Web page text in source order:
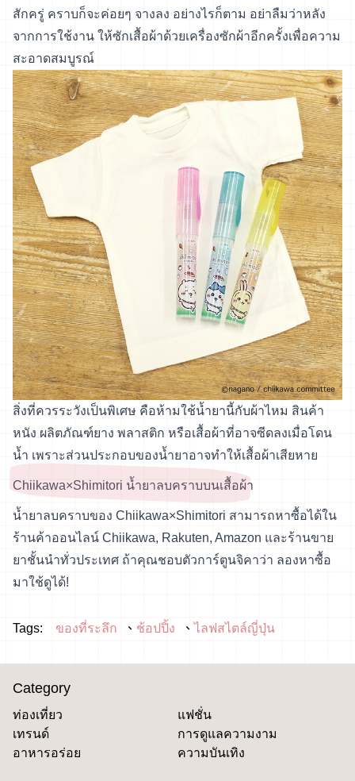
สักครู่ คราบก็จะค่อยๆ จางลง อย่างไรก็ตาม อย่าลืมว่าหลัง
จากการใช้งาน ให้ซักเสื้อผ้าด้วยเครื่องซักผ้าอีกครั้งเพื่อความ
สะอาดสมบูรณ์
สิ่งที่ควรระวังเป็นพิเศษ คือห้ามใช้น้ำยานี้กับผ้าไหม สินค้า
หนัง ผลิตภัณฑ์ยาง พลาสติก หรือเสื้อผ้าที่อาจซีดลงเมื่อโดน
น้ำ เพราะส่วนประกอบของน้ำยาอาจทำให้เสื้อผ้าเสียหาย
Chiikawa×Shimitori น้ำยาลบคราบบนเสื้อผ้า
น้ำยาลบคราบของ Chiikawa×Shimitori สามารถหาซื้อได้ใน
ร้านค้าออนไลน์ Chiikawa, Rakuten, Amazon และร้านขาย
ยาชั้นนำทั่วประเทศ ถ้าคุณชอบตัวการ์ตูนจิคาว่า ลองหาซื้อ
มาใช้ดูได้!
Tags: ของที่ระลึก ช้อปปิ้ง ไลฟสไตล์ญี่ปุ่น
Category
ท่องเที่ยว
แฟชั่น
เทรนด์
การดูแลความงาม
อาหารอร่อย
ความบันเทิง